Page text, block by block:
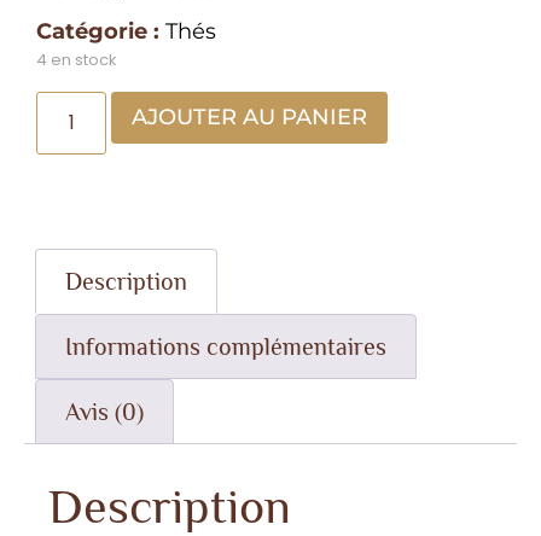
Catégorie : Thés
4 en stock
AJOUTER AU PANIER
Description
Informations complémentaires
Avis (0)
Description